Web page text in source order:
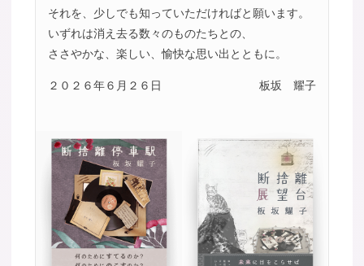
それを、少しでも知っていただければと願います。
いずれは消え去る数々のものたちとの、
ささやかな、楽しい、愉快な思い出とともに。
２０２６年６月２６日 板坂 耀子